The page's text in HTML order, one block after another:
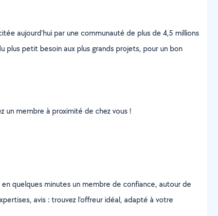
aujourd’hui par une communauté de plus de 4,5 millions
plus petit besoin aux plus grands projets, pour un bon
un membre à proximité de chez vous !
quelques minutes un membre de confiance, autour de
avis : trouvez l'offreur idéal, adapté à votre